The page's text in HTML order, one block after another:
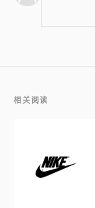
相关阅读